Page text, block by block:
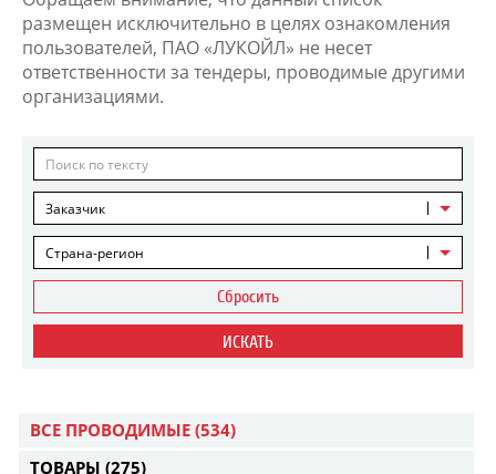
размещен исключительно в целях ознакомления
пользователей, ПАО «ЛУКОЙЛ» не несет
ответственности за тендеры, проводимые другими
организациями.
Заказчик
Страна-регион
Сбросить
ИСКАТЬ
ВСЕ ПРОВОДИМЫЕ (534)
ТОВАРЫ (275)